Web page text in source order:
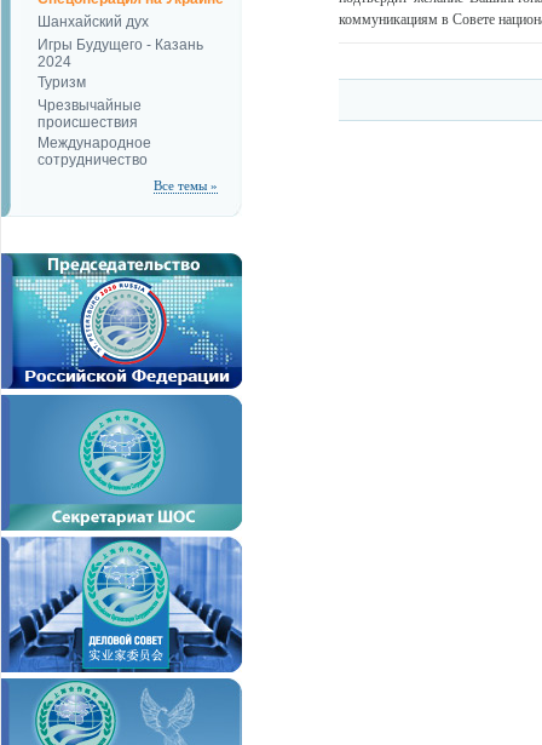
Шанхайский дух
Игры Будущего - Казань
2024
Туризм
Чрезвычайные
происшествия
Международное
сотрудничество
Все темы »
коммуникациям в Совете